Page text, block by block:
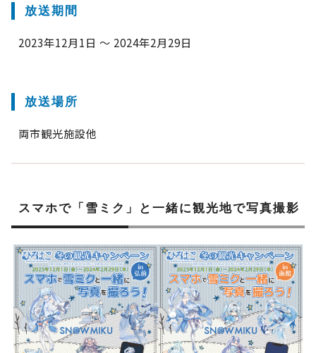
放送期間
2023年12月1日 ～ 2024年2月29日
放送場所
両市観光施設他
スマホで「雪ミク」と一緒に観光地で写真撮影